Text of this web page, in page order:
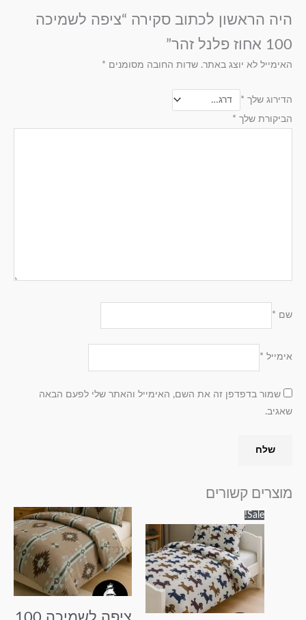
היה הראשון לכתוב סקירה “ציפה לשמיכה
100 אחוז פלנל זהר”
האימייל לא יוצג באתר. שדות החובה מסומנים *
הדירוג שלך *
הביקורת שלך *
שם *
אימייל *
שמור בדפדפן זה את השם, האימייל והאתר שלי לפעם הבאה
שאגיב.
מוצרים קשורים
Sale!
מחירים:
עד
⁦₪130.00⁩
זה
יש
מספר
סוגים.
ניתן
טווח
מחירים:
⁦₪60.00⁩
עד
⁦₪200.00⁩
למוצר
זה
יש
מספר
סוגים.
לבחור